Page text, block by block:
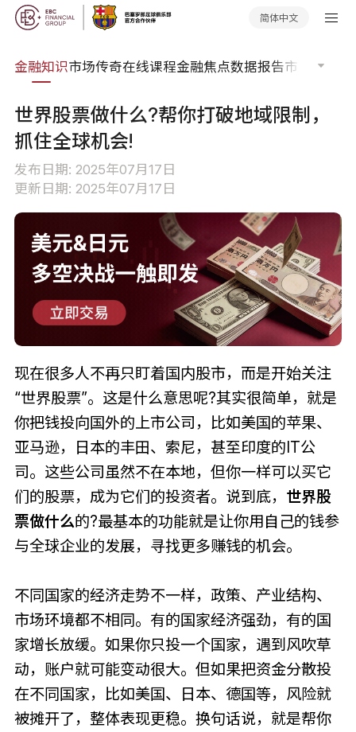
简体中文
金融知识市场传奇在线课程金融焦点数据报告市场分析
世界股票做什么?帮你打破地域限制，
抓住全球机会!
发布日期: 2025年07月17日
更新日期: 2025年07月17日
现在很多人不再只盯着国内股市，而是开始关注
“世界股票”。这是什么意思呢?其实很简单，就是
你把钱投向国外的上市公司，比如美国的苹果、
亚马逊，日本的丰田、索尼，甚至印度的IT公
司。这些公司虽然不在本地，但你一样可以买它
们的股票，成为它们的投资者。说到底， 世界股
票做什么的?最基本的功能就是让你用自己的钱参
与全球企业的发展，寻找更多赚钱的机会。
不同国家的经济走势不一样，政策、产业结构、
市场环境都不相同。有的国家经济强劲，有的国
家增长放缓。如果你只投一个国家，遇到风吹草
动，账户就可能变动很大。但如果把资金分散投
在不同国家，比如美国、日本、德国等，风险就
被摊开了，整体表现更稳。换句话说，就是帮你